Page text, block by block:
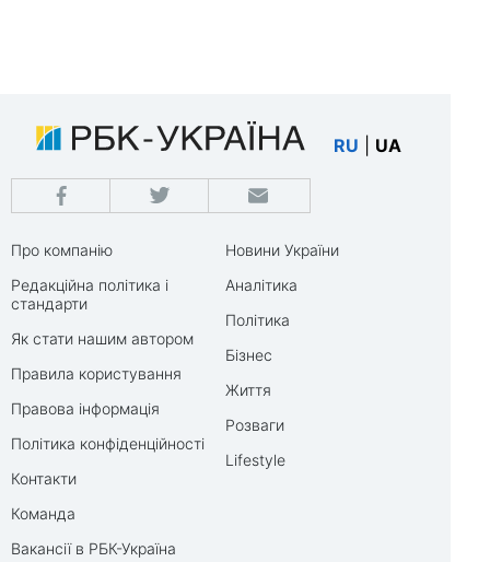
RU UA
Про компанію
Редакційна політика і
стандарти
Як стати нашим автором
Правила користування
Правова інформація
Політика конфіденційності
Контакти
Команда
Вакансії в РБК-Україна
Новини України
Аналітика
Політика
Бізнес
Життя
Розваги
Lifestyle